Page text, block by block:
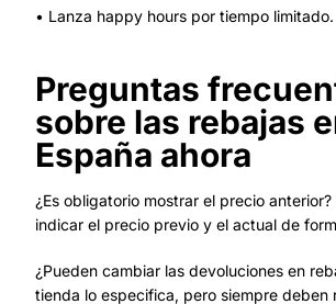
• Lanza happy hours por tiempo limitado.
Preguntas
sobre las rebajas
España ahora
¿Es obligatorio mostrar el precio
indicar el precio previo y el actual de
¿Pueden cambiar las devoluciones en
tienda lo especifica, pero siempre deben